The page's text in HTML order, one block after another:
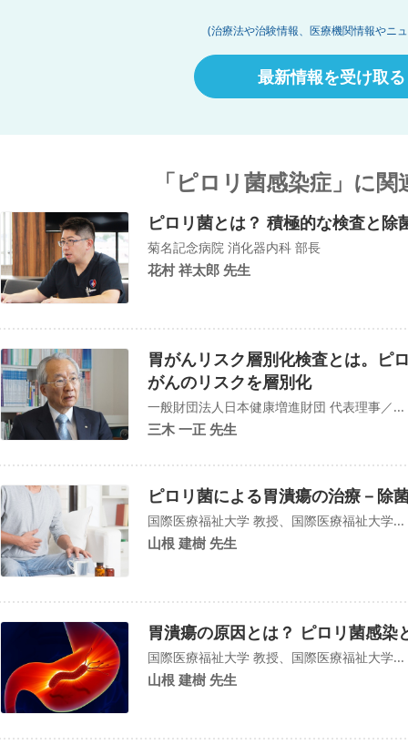
(治療法や治験情報、医療機関情報やニ
最新情報を受け取る
「ピロリ菌感染症」に
ピロリ菌とは？ 積極的な検査と
菊名記念病院 消化器内科 部長
花村 祥太郎 先生
胃がんリスク層別化検査とは。ピ
がんのリスクを層別化
一般財団法人日本健康増進財団 代表理事／...
三木 一正 先生
ピロリ菌による胃潰瘍の治療－除
国際医療福祉大学 教授、国際医療福祉大学...
山根 建樹 先生
胃潰瘍の原因とは？ ピロリ菌感染
国際医療福祉大学 教授、国際医療福祉大学...
山根 建樹 先生